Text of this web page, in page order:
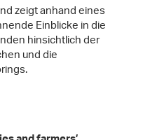
zeigt anhand eines
Einblicke in die
hinsichtlich der
und die